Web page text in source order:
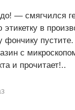
— смягчился
в
фончику
с
и прочитает!..